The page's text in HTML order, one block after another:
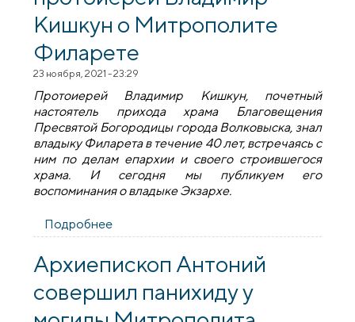
Кишкун о Митрополите
Филарете
23 ноября, 2021 - 23:29
Протоиерей Владимир Кишкун, почетный
настоятель прихода храма Благовещения
Пресвятой Богородицы города Волковыска, знал
владыку Филарета в течение 40 лет, встречаясь с
ним по делам епархии и своего строившегося
храма. И сегодня мы публикуем его
воспоминания о владыке Экзархе.
Подробнее
лекарь»: протоиерей Владимир Кишкун о
Митрополите Филарете
Архиепископ Антоний
совершил панихиду у